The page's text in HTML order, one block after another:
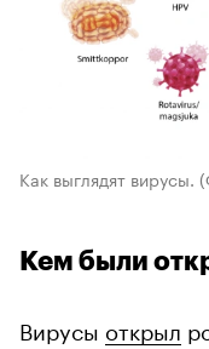
Как выглядят вирусы.
Кем были
Вирусы открыл